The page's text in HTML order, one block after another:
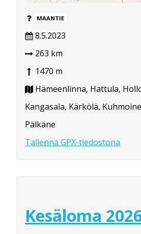
MAANTIE
8.5.2023
263 km
1470 m
Hämeenlinna, Hattula,
Kangasala, Kärkölä,
Pälkäne
Tallenna GPX-tiedostona
Kesäloma